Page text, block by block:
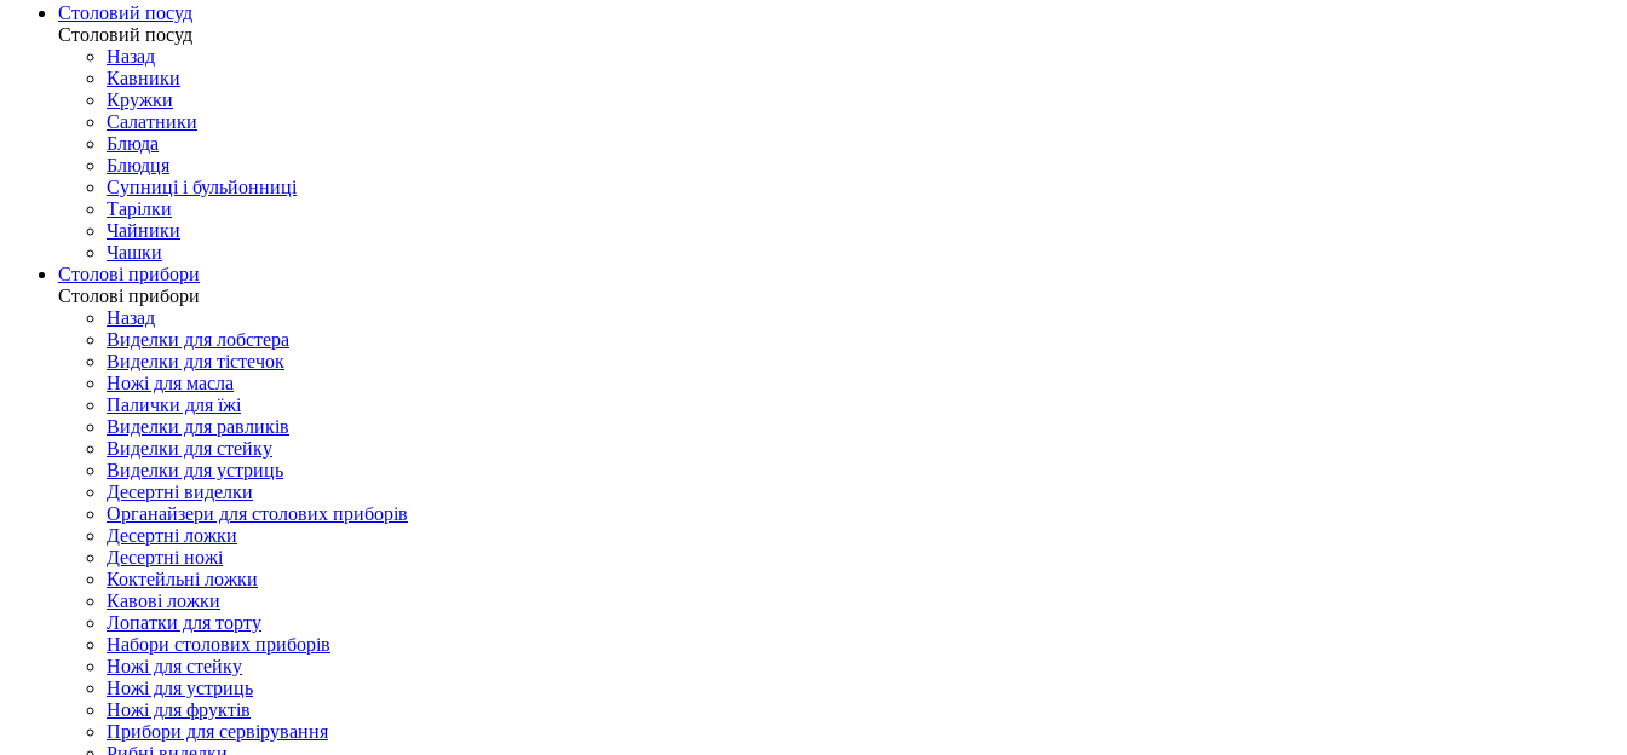
Столовий посуд
Столовий посуд
Назад
Кавники
Кружки
Салатники
Блюда
Блюдця
Супниці і бульйонниці
Тарілки
Чайники
Чашки
Столові прибори
Столові прибори
Назад
Виделки для лобстера
Виделки для тістечок
Ножі для масла
Палички для їжі
Виделки для равликів
Виделки для стейку
Виделки для устриць
Десертні виделки
Органайзери для столових приборів
Десертні ложки
Десертні ножі
Коктейльні ложки
Кавові ложки
Лопатки для торту
Набори столових приборів
Ножі для стейку
Ножі для устриць
Ножі для фруктів
Прибори для сервірування